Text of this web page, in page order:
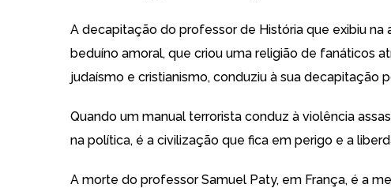
A decapitação do professor de História que exibiu na
beduíno amoral, que criou uma religião de fanáticos
judaísmo e cristianismo, conduziu à sua decapitação
Quando um manual terrorista conduz à violência
na política, é a civilização que fica em perigo e a
A morte do professor Samuel Paty, em França, é a